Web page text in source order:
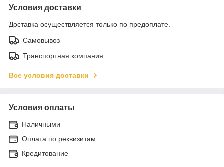
Условия доставки
Доставка осуществляется только по предоплате.
Самовывоз
Транспортная компания
Все условия доставки
Условия оплаты
Наличными
Оплата по реквизитам
Кредитование